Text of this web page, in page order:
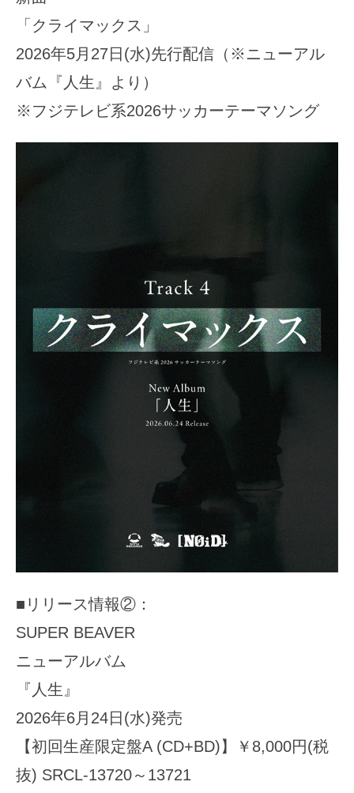
「クライマックス」
2026年5月27日(水)先行配信（※ニューアル
バム『人生』より）
※フジテレビ系2026サッカーテーマソング
■リリース情報②：
SUPER BEAVER
ニューアルバム
『人生』
2026年6月24日(水)発売
【初回生産限定盤A (CD+BD)】￥8,000円(税
抜) SRCL-13720～13721